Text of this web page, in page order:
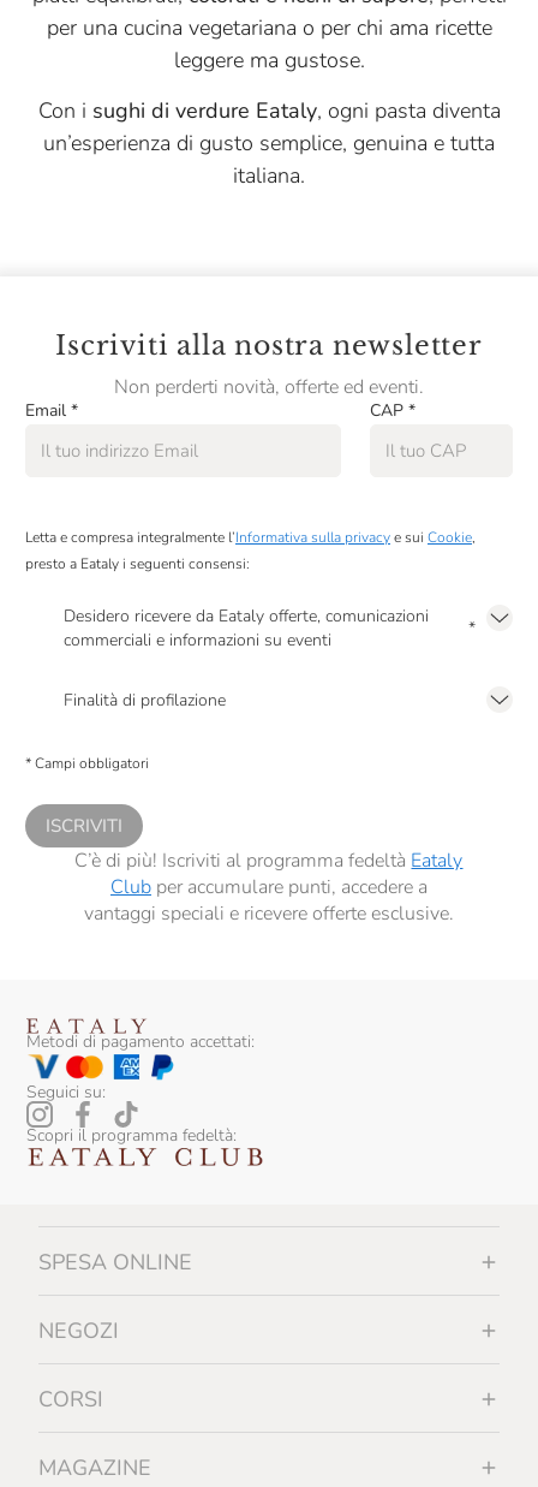
per una cucina vegetariana o per chi ama ricette
leggere ma gustose.
Con i sughi di verdure Eataly, ogni pasta diventa
un’esperienza di gusto semplice, genuina e tutta
italiana.
Iscriviti alla nostra newsletter
Non perderti novità, offerte ed eventi.
Email * CAP *
Letta e compresa integralmente l’Informativa sulla privacye sui Cookie,
presto a Eataly i seguenti consensi:
Desidero ricevere da Eataly offerte, comunicazioni
commerciali e informazioni su eventi
*
Finalità di profilazione
comunicazioni commerciali personalizzate, in caso di consenso prestato ai
* Campi obbligatori
ISCRIVITI
C’è di più! Iscriviti al programma fedeltà Eataly
Clubper accumulare punti, accedere a
vantaggi speciali e ricevere offerte esclusive.
Metodi di pagamento accettati:
Seguici su:
Scopri il programma fedeltà:
SPESA ONLINE
NEGOZI
CORSI
MAGAZINE